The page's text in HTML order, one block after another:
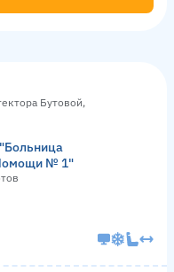
Бутовой,
№ 1"